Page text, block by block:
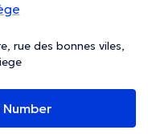
rue des bonnes viles,